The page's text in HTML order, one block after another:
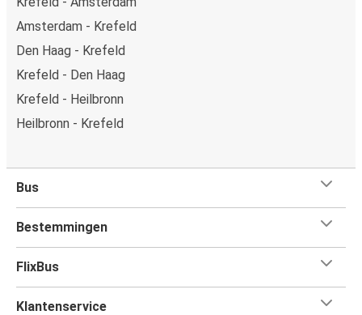
Amsterdam - Krefeld
Den Haag - Krefeld
Krefeld - Den Haag
Krefeld - Heilbronn
Heilbronn - Krefeld
Bus
Bestemmingen
FlixBus
Klantenservice